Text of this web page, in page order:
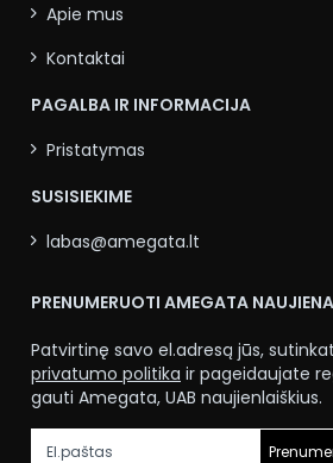
Apie mus
Kontaktai
PAGALBA IR INFORMACIJA
Pristatymas
SUSISIEKIME
labas@amegata.lt
PRENUMERUOTI AMEGATA
Patvirtinę savo el.adresą jūs,
privatumo politika ir pageidaujate
gauti Amegata, UAB naujienlaiškius.